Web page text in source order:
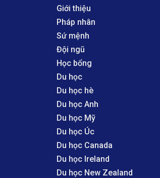
Giới thiệu
Pháp nhân
Sứ mệnh
Đội ngũ
Học bổng
Du học
Du học hè
Du học Anh
Du học Mỹ
Du học Úc
Du học Canada
Du học Ireland
Du học New Zealand